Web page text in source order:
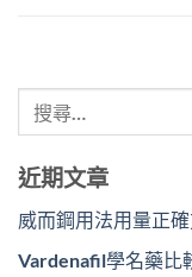
近期文章
威而鋼用法用量正
Vardenafil學名藥比